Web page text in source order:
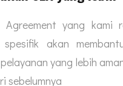
Agreement yang kami
akan
yang lebih
sebelumnya